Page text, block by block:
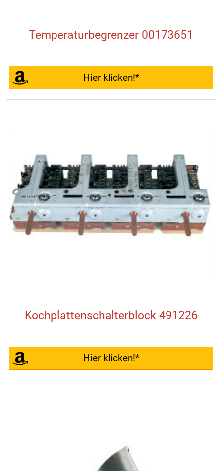
Temperaturbegrenzer 00173651
Hier klicken!*
Kochplattenschalterblock 491226
Hier klicken!*